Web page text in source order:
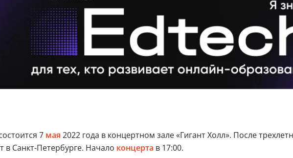
7 мая 2022 года в концертном зале «Гигант Холл». После
в Санкт-Петербурге. Начало концерта в 17:00.